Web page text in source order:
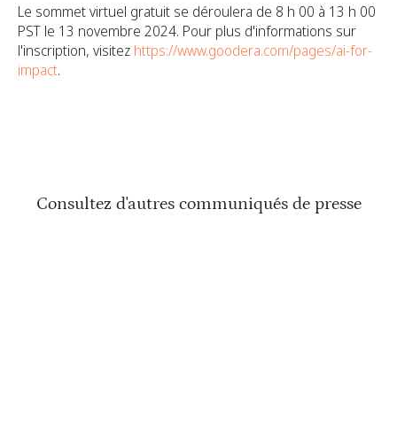
Le sommet virtuel gratuit se déroulera de 8 h 00 à 13 h 00
PST le 13 novembre 2024. Pour plus d'informations sur
l'inscription, visitez https://www.goodera.com/pages/ai-for-
impact.
Consultez d'autres communiqués de presse